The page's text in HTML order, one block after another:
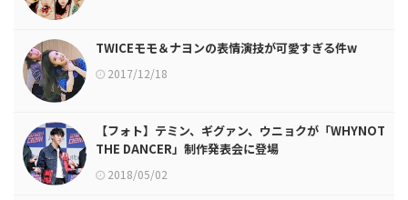
TWICEモモ＆ナヨンの表情演技が可愛すぎる件w
2017/12/18
【フォト】テミン、ギグァン、ウニョクが「WHYNOT
THE DANCER」制作発表会に登場
2018/05/02